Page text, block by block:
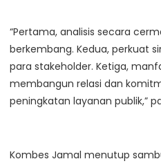
“Pertama, analisis secara
berkembang. Kedua, perkuat
para stakeholder. Ketiga,
membangun relasi dan
peningkatan layanan publik,”
Kombes Jamal menutup